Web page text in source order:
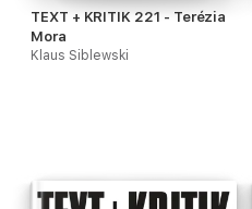
TEXT + KRITIK 221 - Terézia
Mora
Klaus Siblewski